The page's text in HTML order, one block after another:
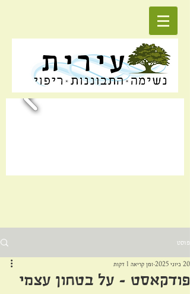
פוסט
פודקאסט - על בטחון עצמי
20 ביוני 2025 זמן קריאה 1 דקות